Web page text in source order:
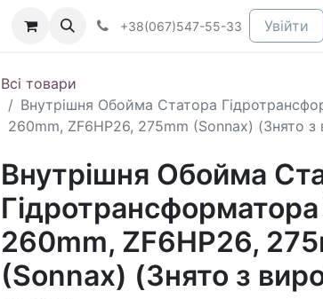
+38(067)547-55-33 Увійти
Всі товари
Внутрішня Обойма Статора
260mm, ZF6HP26, 275mm (Sonnax) (Знято з
Внутрішня Обойма
260mm, ZF6HP26,
(Sonnax) (Знято з